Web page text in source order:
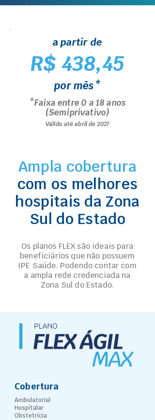
a partir de
R$ 438,45
por mês*
*Faixa entre 0 a 18 anos
(Semiprivativo)
Válido até abril de 2027
Ampla cobertura
com os melhores
hospitais da Zona
Sul do Estado
Os planos FLEX são ideais para
beneficiários que não possuem
IPE Saúde. Podendo contar com
a ampla rede credenciada na
Zona Sul do Estado.
Cobertura
Ambulatorial
Hospitalar
Obstetrícia